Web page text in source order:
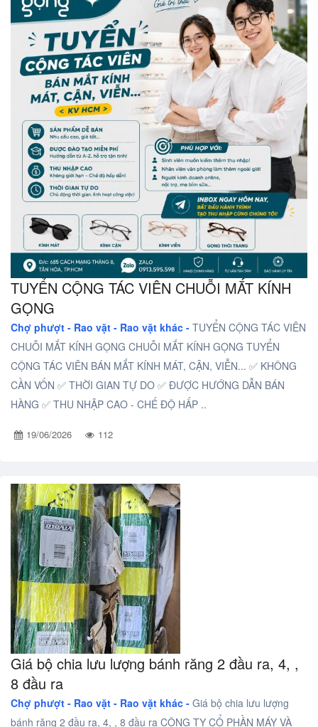
TUYỂN CỘNG TÁC VIÊN CHUỖI MẮT KÍNH
GỌNG
Chợ phượt - Rao vặt - Rao vặt khác - TUYỂN CỘNG TÁC VIÊN
CHUỖI MẮT KÍNH GỌNG CHUỖI MẮT KÍNH GỌNG TUYỂN
CỘNG TÁC VIÊN BÁN MẮT KÍNH MÁT, CẬN, VIỄN... ✅ KHÔNG
CẦN VỐN ✅ THỜI GIAN TỰ DO ✅ ĐƯỢC HƯỚNG DẪN BÁN
HÀNG ✅ THU NHẬP CAO - CHẾ ĐỘ HẤP ..
19/06/2026 112
Giá bộ chia lưu lượng bánh răng 2 đầu ra, 4, ,
8 đầu ra
Chợ phượt - Rao vặt - Rao vặt khác - Giá bộ chia lưu lượng
bánh răng 2 đầu ra, 4, , 8 đầu ra CÔNG TY CỔ PHẦN MÁY VÀ